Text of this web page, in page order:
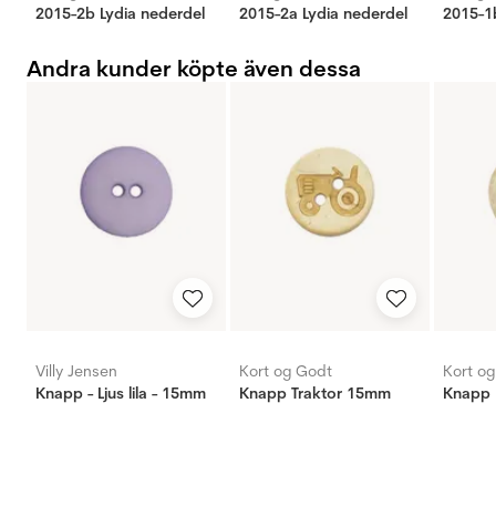
2015-2b Lydia nederdel
2015-2a Lydia nederdel
2015-
Andra kunder köpte även dessa
Villy Jensen
Knapp - Ljus lila - 15mm
Kort og Godt
Knapp Traktor 15mm
Kort
Knapp